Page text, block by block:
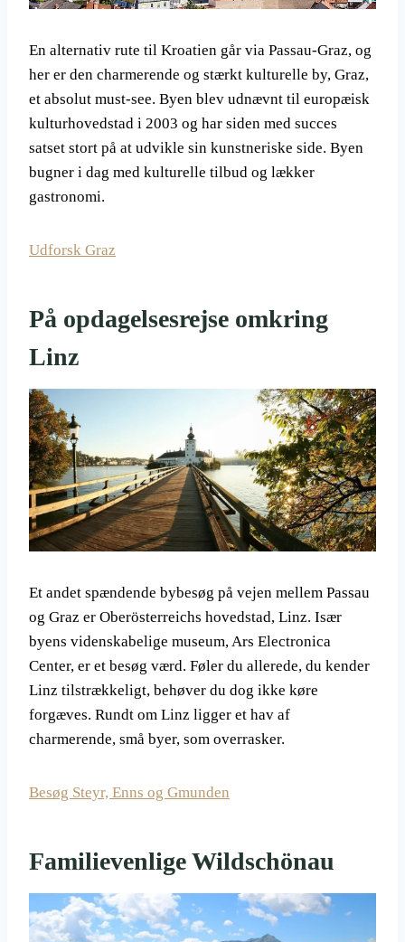
En alternativ rute til Kroatien går via Passau-Graz, og
her er den charmerende og stærkt kulturelle by, Graz,
et absolut must-see. Byen blev udnævnt til europæisk
kulturhovedstad i 2003 og har siden med succes
satset stort på at udvikle sin kunstneriske side. Byen
bugner i dag med kulturelle tilbud og lækker
gastronomi.
Udforsk Graz
På opdagelsesrejse omkring
Linz
Et andet spændende bybesøg på vejen mellem Passau
og Graz er Oberösterreichs hovedstad, Linz. Især
byens videnskabelige museum, Ars Electronica
Center, er et besøg værd. Føler du allerede, du kender
Linz tilstrækkeligt, behøver du dog ikke køre
forgæves. Rundt om Linz ligger et hav af
charmerende, små byer, som overrasker.
Besøg Steyr, Enns og Gmunden
Familievenlige Wildschönau